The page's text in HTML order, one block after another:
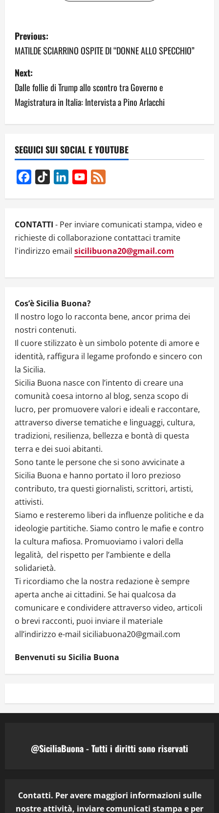
P
o
s
t
n
v
i
g
a
t
i
o
n
Previous:
MATILDE SCIARRINO OSPITE DI “DONNE ALLO SPECCHIO”
Next:
Dalle follie di Trump allo scontro tra Governo e
Magistratura in Italia: Intervista a Pino Arlacchi
SEGUICI SUI SOCIAL E YOUTUBE
Facebook
TikTok LinkedInYouTube
CONTATTI - Per inviare comunicati stampa, video e
richieste di collaborazione contattaci tramite
l'indirizzo email sicilibuona20@gmail.com
Cos’è Sicilia Buona?
Il nostro logo lo racconta bene, ancor prima dei
nostri contenuti.
Il cuore stilizzato è un simbolo potente di amore e
identità, raffigura il legame profondo e sincero con
la Sicilia.
Sicilia Buona nasce con l’intento di creare una
comunità coesa intorno al blog, senza scopo di
lucro, per promuovere valori e ideali e raccontare,
attraverso diverse tematiche e linguaggi, cultura,
tradizioni, resilienza, bellezza e bontà di questa
terra e dei suoi abitanti.
Sono tante le persone che si sono avvicinate a
Sicilia Buona e hanno portato il loro prezioso
contributo, tra questi giornalisti, scrittori, artisti,
attivisti.
Siamo e resteremo liberi da influenze politiche e da
ideologie partitiche. Siamo contro le mafie e contro
la cultura mafiosa. Promuoviamo i valori della
legalità, del rispetto per l’ambiente e della
solidarietà.
Ti ricordiamo che la nostra redazione è sempre
aperta anche ai cittadini. Se hai qualcosa da
comunicare e condividere attraverso video, articoli
o brevi racconti, puoi inviare il materiale
all’indirizzo e-mail siciliabuona20@gmail.com
Benvenuti su Sicilia Buona
@SiciliaBuona - Tutti i diritti sono riservati
Contatti. Per avere maggiori informazioni sulle
nostre attività, inviare comunicati stampa e per